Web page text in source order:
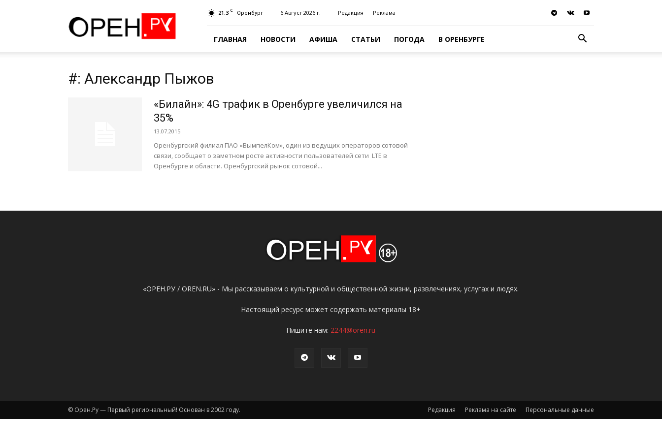
21.3 C Оренбург 6 Август 2026 г. Редакция Реклама
ГЛАВНАЯ НОВОСТИ АФИША СТАТЬИ ПОГОДА В ОРЕНБУРГЕ
#: Александр Пыжов
«Билайн»: 4G трафик в Оренбурге увеличился на
35%
13.07.2015
Оренбургский филиал ПАО «ВымпелКом», один из ведущих операторов сотовой
связи, сообщает о заметном росте активности пользователей сети LTE в
Оренбурге и области. Оренбургский рынок сотовой...
«ОРЕН.РУ / OREN.RU» - Мы рассказываем о культурной и общественной жизни, развлечениях, услугах и людях.
Настоящий ресурс может содержать материалы 18+
Пишите нам: 2244@oren.ru
Редакция Реклама на сайте Персональные данные
© Орен.Ру — Первый региональный! Основан в 2002 году.